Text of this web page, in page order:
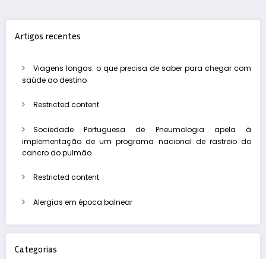
Artigos recentes
Viagens longas: o que precisa de saber para chegar com
saúde ao destino
Restricted content
Sociedade Portuguesa de Pneumologia apela à
implementação de um programa nacional de rastreio do
cancro do pulmão
Restricted content
Alergias em época balnear
Categorias